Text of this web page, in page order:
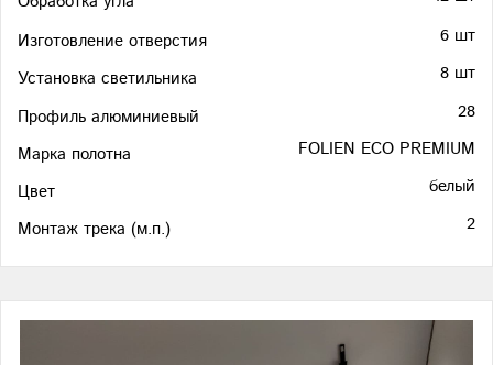
Изготовление отверстия
6 шт
Установка светильника
8 шт
Профиль алюминиевый
28
Марка полотна
FOLIEN ECO PREMIUM
Цвет
белый
Монтаж трека (м.п.)
2